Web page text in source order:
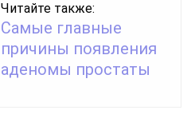
Читайте также:
Самые главные
причины появления
аденомы простаты